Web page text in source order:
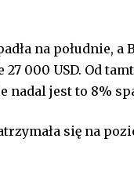
na południe,
000 USD. Od
nadal jest to 8%
się na